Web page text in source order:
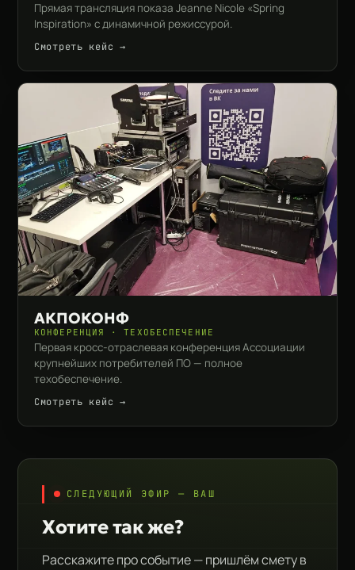
Прямая трансляция показа Jeanne Nicole «Spring
Inspiration» с динамичной режиссурой.
Смотреть кейс →
АКПОКОНФ
КОНФЕРЕНЦИЯ · ТЕХОБЕСПЕЧЕНИЕ
Первая кросс-отраслевая конференция Ассоциации
крупнейших потребителей ПО — полное
техобеспечение.
Смотреть кейс →
СЛЕДУЮЩИЙ ЭФИР — ВАШ
Хотите так же?
Расскажите про событие — пришлём смету в